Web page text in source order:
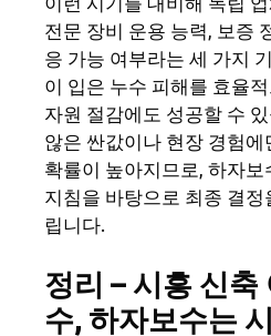
전문 장비 운용 능력, 보증
응 가능 여부라는 세 가지
이 입은 누수 피해를 효율
자원 절감에도 성공할 수
않은 싼값이나 현장 경험
확률이 높아지므로, 하자보
지침을 바탕으로 최종 결
립니다.
정리 – 시흥 신축
수, 하자보수는